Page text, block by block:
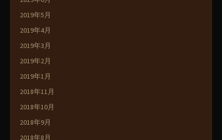
2019年5月
2019年4月
2019年3月
2019年2月
2019年1月
2018年11月
2018年10月
2018年9月
2018年8月